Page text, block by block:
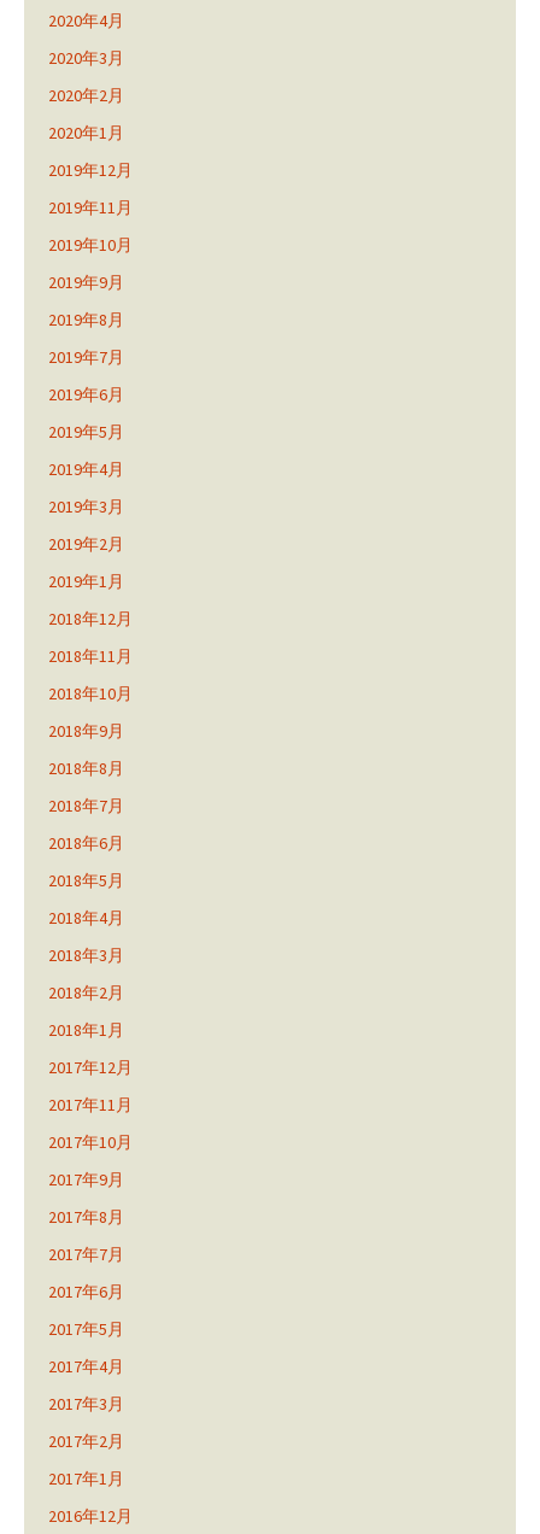
2020年4月
2020年3月
2020年2月
2020年1月
2019年12月
2019年11月
2019年10月
2019年9月
2019年8月
2019年7月
2019年6月
2019年5月
2019年4月
2019年3月
2019年2月
2019年1月
2018年12月
2018年11月
2018年10月
2018年9月
2018年8月
2018年7月
2018年6月
2018年5月
2018年4月
2018年3月
2018年2月
2018年1月
2017年12月
2017年11月
2017年10月
2017年9月
2017年8月
2017年7月
2017年6月
2017年5月
2017年4月
2017年3月
2017年2月
2017年1月
2016年12月